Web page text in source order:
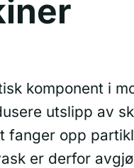
komponent i
utslipp av
fanger opp
er derfor